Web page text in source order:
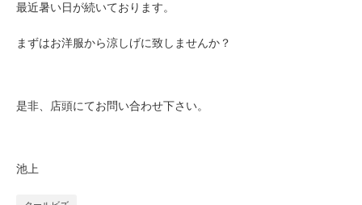
最近暑い日が続いております。
まずはお洋服から涼しげに致しませんか？
是非、店頭にてお問い合わせ下さい。
池上